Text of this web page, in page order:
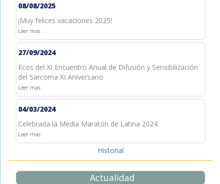
08/08/2025
¡Muy felices vacaciones 2025!
Leer mas
27/09/2024
Ecos del XI Encuentro Anual de Difusión y Sensibilización
del Sarcoma XI Aniversario
Leer mas
04/03/2024
Celebrada la Media Maratón de Latina 2024
Leer mas
Historial
Actualidad